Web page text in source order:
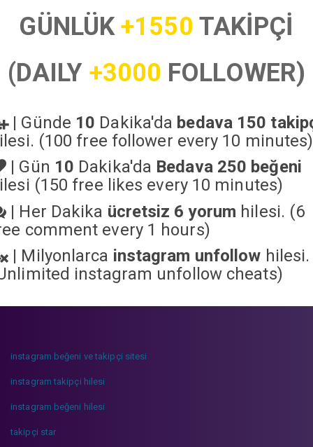
GÜNLÜK+1550 TAKİPÇİ
(DAILY +3000 FOLLOWER)
| Günde 10 Dakika'da bedava 150
(100 free follower every 10 minutes)
| Gün 10 Dakika'da Bedava 250 beğeni
(150 free likes every 10 minutes)
| Her Dakika ücretsiz 6 yorum hilesi. (6
comment every 1 hours)
| Milyonlarca instagram unfollow hilesi.
instagram unfollow cheats)
instagram beğeni ve takipçi sitesi
instagram takipçi hilesi
instagram beğeni hilesi
takipçi star